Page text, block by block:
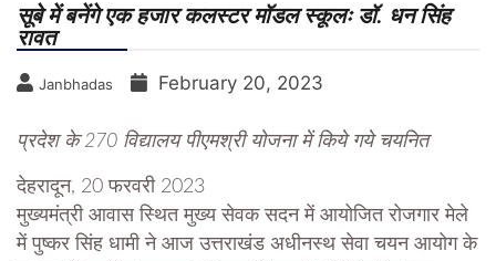
सूबे में बनेंगे एक हजार कलस्टर मॉडल स्कूलः डॉ. धन सिंह
रावत
Janbhadas February 20, 2023
प्रदेश के 270 विद्यालय पीएमश्री योजना में किये गये चयनित
देहरादून, 20 फरवरी 2023
मुख्यमंत्री आवास स्थित मुख्य सेवक सदन में आयोजित रोजगार मेले
में पुष्कर सिंह धामी ने आज उत्तराखंड अधीनस्थ सेवा चयन आयोग के